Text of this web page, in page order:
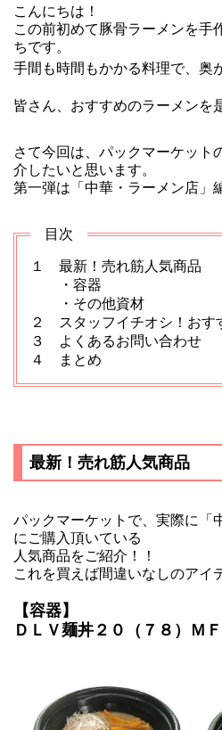
こんにちは！
この前初めて豚骨ラーメンを手
ちです。
手間も時間もかかる料理で、奥
皆さん、おすすめのラーメンを
さて今回は、パックマーケット
介したいと思います。
第一弾は「中華・ラーメン店」
目次
１ 最新！売れ筋人気商品
・容器
・その他資材
２ スタッフイチオシ！おす
３ よくあるお問い合わせ
４ まとめ
最新！売れ筋人気商品
パックマーケットで、実際に「
にご購入頂いている
人気商品をご紹介！！
これを買えば間違いなしのアイ
【容器】
ＤＬＶ麺丼２０（７８）Ｍ